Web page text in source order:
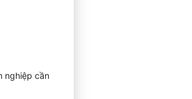
nghiệp cần